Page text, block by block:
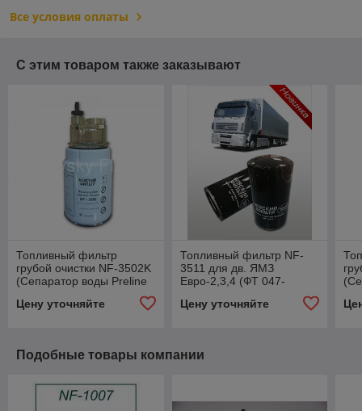
Все условия оплаты
С этим товаром также заказывают
Топливный фильтр
грубой очистки NF-3502K
(Сепаратор воды Preline
System, аналог PL 270x) в
к-те колбой
Цену уточняйте
Топливный фильтр NF-
3511 для дв. ЯМЗ
Евро-2,3,4 (ФТ 047-
Цену уточняйте
к-
Подобные товары компании